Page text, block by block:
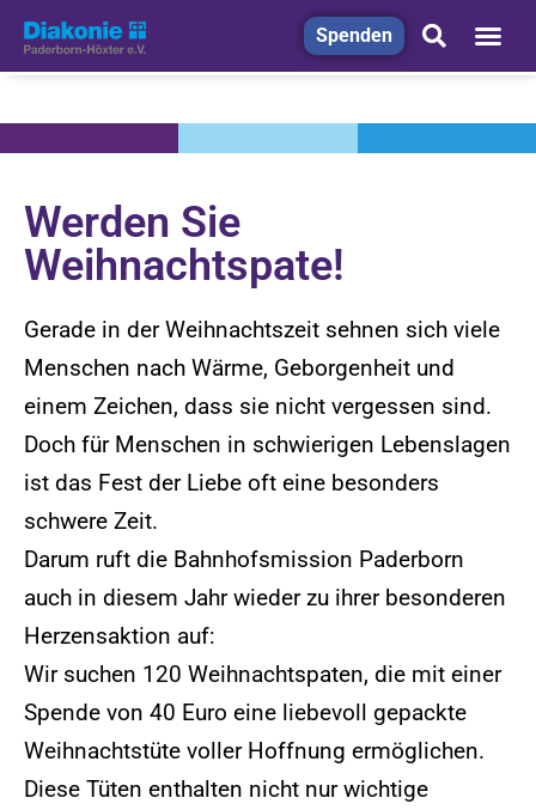
Spenden
Werden Sie
Weihnachtspate!
Gerade in der Weihnachtszeit sehnen sich viele
Menschen nach Wärme, Geborgenheit und
einem Zeichen, dass sie nicht vergessen sind.
Doch für Menschen in schwierigen Lebenslagen
ist das Fest der Liebe oft eine besonders
schwere Zeit.
Darum ruft die Bahnhofsmission Paderborn
auch in diesem Jahr wieder zu ihrer besonderen
Herzensaktion auf:
Wir suchen 120 Weihnachtspaten, die mit einer
Spende von 40 Euro eine liebevoll gepackte
Weihnachtstüte voller Hoffnung ermöglichen.
Diese Tüten enthalten nicht nur wichtige